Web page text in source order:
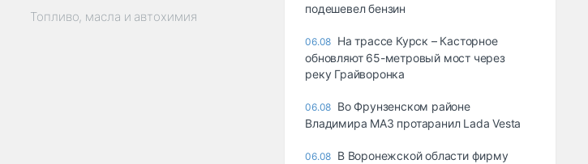
Топливо, масла и автохимия
подешевел бензин
06.08 На трассе Курск – Касторное
обновляют 65-метровый мост через
реку Грайворонка
06.08 Во Фрунзенском районе
Владимира МАЗ протаранил Lada Vesta
06.08 В Воронежской области фирму